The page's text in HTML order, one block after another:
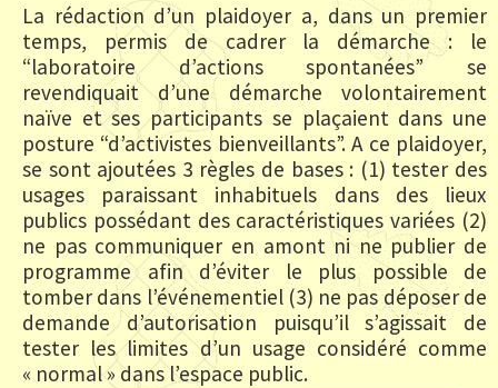
La rédaction d’un plaidoyer a, dans un premier
temps, permis de cadrer la démarche : le
“laboratoire d’actions spontanées” se
revendiquait d’une démarche volontairement
naïve et ses participants se plaçaient dans une
posture “d’activistes bienveillants”. A ce plaidoyer,
se sont ajoutées 3 règles de bases : (1) tester des
usages paraissant inhabituels dans des lieux
publics possédant des caractéristiques variées (2)
ne pas communiquer en amont ni ne publier de
programme afin d’éviter le plus possible de
tomber dans l’événementiel (3) ne pas déposer de
demande d’autorisation puisqu’il s’agissait de
tester les limites d’un usage considéré comme
« normal » dans l’espace public.